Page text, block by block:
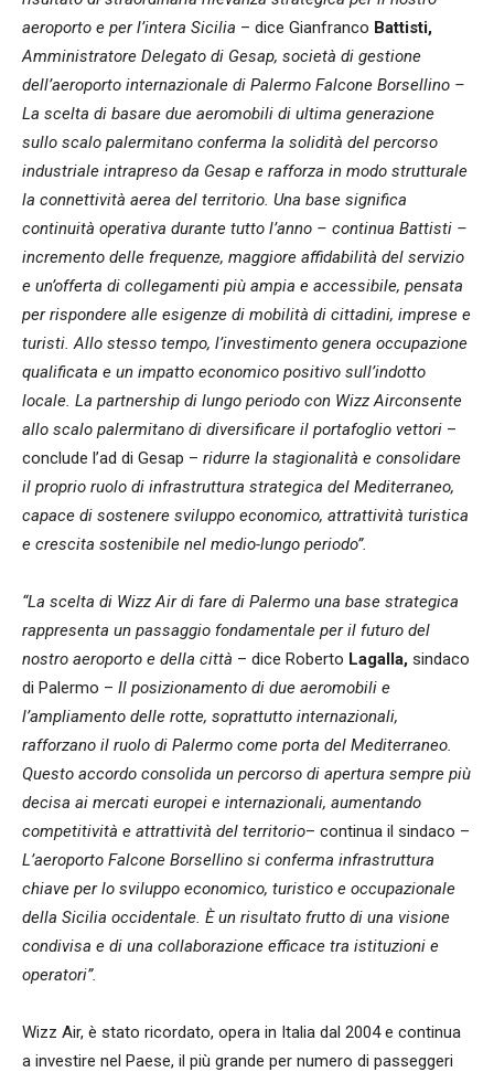
aeroporto e per l’intera Sicilia – dice Gianfranco Battisti,
Amministratore Delegato di Gesap, società di gestione
dell’aeroporto internazionale di Palermo Falcone Borsellino –
La scelta di basare due aeromobili di ultima generazione
sullo scalo palermitano conferma la solidità del percorso
industriale intrapreso da Gesap e rafforza in modo strutturale
la connettività aerea del territorio. Una base significa
continuità operativa durante tutto l’anno – continua Battisti –
incremento delle frequenze, maggiore affidabilità del servizio
e un’offerta di collegamenti più ampia e accessibile, pensata
per rispondere alle esigenze di mobilità di cittadini, imprese e
turisti. Allo stesso tempo, l’investimento genera occupazione
qualificata e un impatto economico positivo sull’indotto
locale. La partnership di lungo periodo con Wizz Airconsente
allo scalo palermitano di diversificare il portafoglio vettori –
conclude l’ad di Gesap – ridurre la stagionalità e consolidare
il proprio ruolo di infrastruttura strategica del Mediterraneo,
capace di sostenere sviluppo economico, attrattività turistica
e crescita sostenibile nel medio-lungo periodo”.
“La scelta di Wizz Air di fare di Palermo una base strategica
rappresenta un passaggio fondamentale per il futuro del
nostro aeroporto e della città – dice Roberto Lagalla, sindaco
di Palermo – Il posizionamento di due aeromobili e
l’ampliamento delle rotte, soprattutto internazionali,
rafforzano il ruolo di Palermo come porta del Mediterraneo.
Questo accordo consolida un percorso di apertura sempre più
decisa ai mercati europei e internazionali, aumentando
competitività e attrattività del territorio– continua il sindaco –
L’aeroporto Falcone Borsellino si conferma infrastruttura
chiave per lo sviluppo economico, turistico e occupazionale
della Sicilia occidentale. È un risultato frutto di una visione
condivisa e di una collaborazione efficace tra istituzioni e
operatori”.
Wizz Air, è stato ricordato, opera in Italia dal 2004 e continua
a investire nel Paese, il più grande per numero di passeggeri